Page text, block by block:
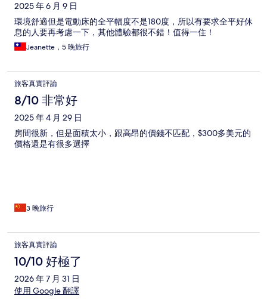
2025 年 6 月 9 日
環境舒適但是電動床的全平幅度不是180度，所以有要求全平好休
息的人要再考慮一下，其他體驗都很不錯！值得一住！
Jeanette，5 晚旅行
旅客真實評論
8/10 非常好
2025 年 4 月 29 日
房間很新，但是面積太小，跟高昂的價錢不匹配，$300多美元的
價格還是有很多選擇
3 晚旅行
旅客真實評論
10/10 好極了
2026 年 7 月 31 日
使用 Google 翻譯